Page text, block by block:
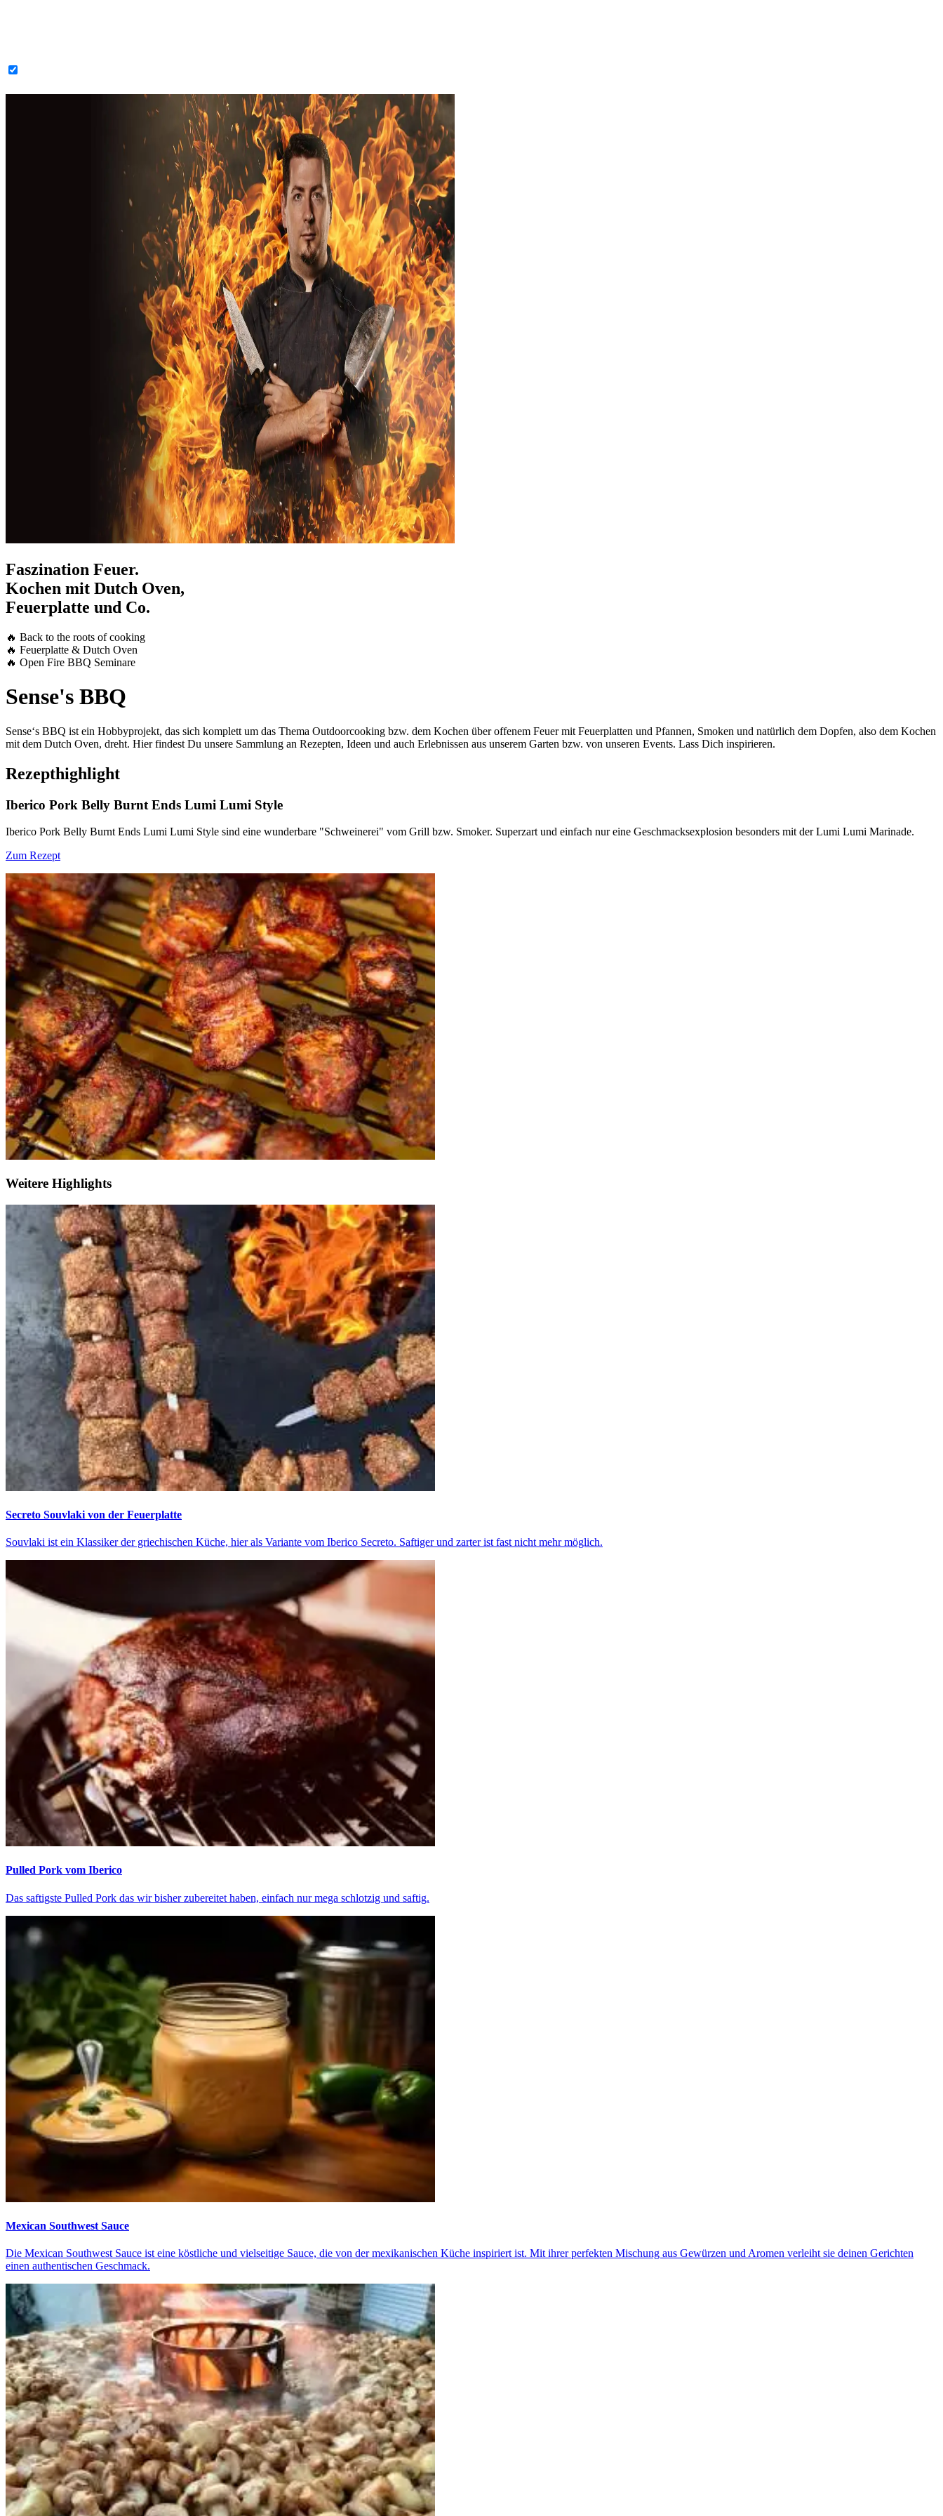
Faszination Feuer.
Kochen mit Dutch Oven,
Feuerplatte und Co.
🔥 Back to the roots of cooking
🔥 Feuerplatte & Dutch Oven
🔥 Open Fire BBQ Seminare
Sense's BBQ
Sense‘s BBQ ist ein Hobbyprojekt, das sich komplett um das Thema Outdoorcooking bzw. dem Kochen über offenem Feuer mit Feuerplatten und Pfannen, Smoken und natürlich dem Dopfen, also dem Kochen
mit dem Dutch Oven, dreht. Hier findest Du unsere Sammlung an Rezepten, Ideen und auch Erlebnissen aus unserem Garten bzw. von unseren Events. Lass Dich inspirieren.
Rezepthighlight
Iberico Pork Belly Burnt Ends Lumi Lumi Style
Iberico Pork Belly Burnt Ends Lumi Lumi Style sind eine wunderbare "Schweinerei" vom Grill bzw. Smoker. Superzart und einfach nur eine Geschmacksexplosion besonders mit der Lumi Lumi Marinade.
Zum Rezept
Weitere Highlights
Secreto Souvlaki von der Feuerplatte
Souvlaki ist ein Klassiker der griechischen Küche, hier als Variante vom Iberico Secreto. Saftiger und zarter ist fast nicht mehr möglich.
Pulled Pork vom Iberico
Das saftigste Pulled Pork das wir bisher zubereitet haben, einfach nur mega schlotzig und saftig.
Mexican Southwest Sauce
Die Mexican Southwest Sauce ist eine köstliche und vielseitige Sauce, die von der mexikanischen Küche inspiriert ist. Mit ihrer perfekten Mischung aus Gewürzen und Aromen verleiht sie deinen Gerichten
einen authentischen Geschmack.